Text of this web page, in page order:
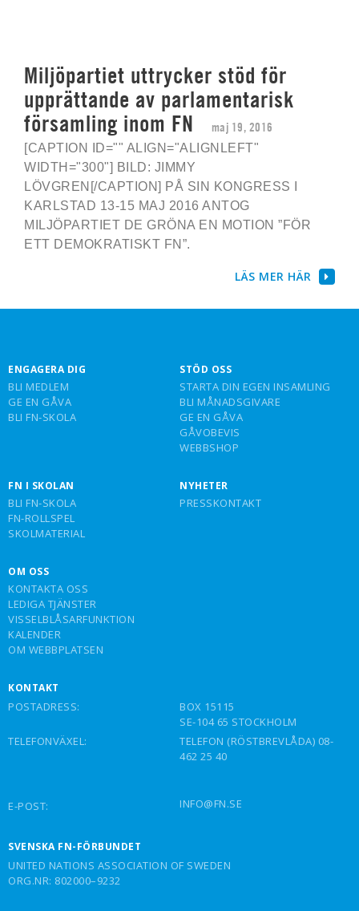
Miljöpartiet uttrycker stöd för
upprättande av parlamentarisk
församling inom FN
maj 19, 2016
[CAPTION ID="" ALIGN="ALIGNLEFT"
WIDTH="300"] BILD: JIMMY
LÖVGREN[/CAPTION] PÅ SIN KONGRESS I
KARLSTAD 13-15 MAJ 2016 ANTOG
MILJÖPARTIET DE GRÖNA EN MOTION ”FÖR
ETT DEMOKRATISKT FN”.
LÄS MER HÄR
ENGAGERA DIG
BLI MEDLEM
GE EN GÅVA
BLI FN-SKOLA
STÖD OSS
STARTA DIN EGEN INSAMLING
BLI MÅNADSGIVARE
GE EN GÅVA
GÅVOBEVIS
WEBBSHOP
FN I SKOLAN
BLI FN-SKOLA
FN-ROLLSPEL
SKOLMATERIAL
NYHETER
PRESSKONTAKT
OM OSS
KONTAKTA OSS
LEDIGA TJÄNSTER
VISSELBLÅSARFUNKTION
KALENDER
OM WEBBPLATSEN
KONTAKT
POSTADRESS:
BOX 15115
SE-104 65 STOCKHOLM
TELEFONVÄXEL:
TELEFON (RÖSTBREVLÅDA) 08-
462 25 40
E-POST: INFO@FN.SE
SVENSKA FN-FÖRBUNDET
UNITED NATIONS ASSOCIATION OF SWEDEN
ORG.NR: 802000–9232